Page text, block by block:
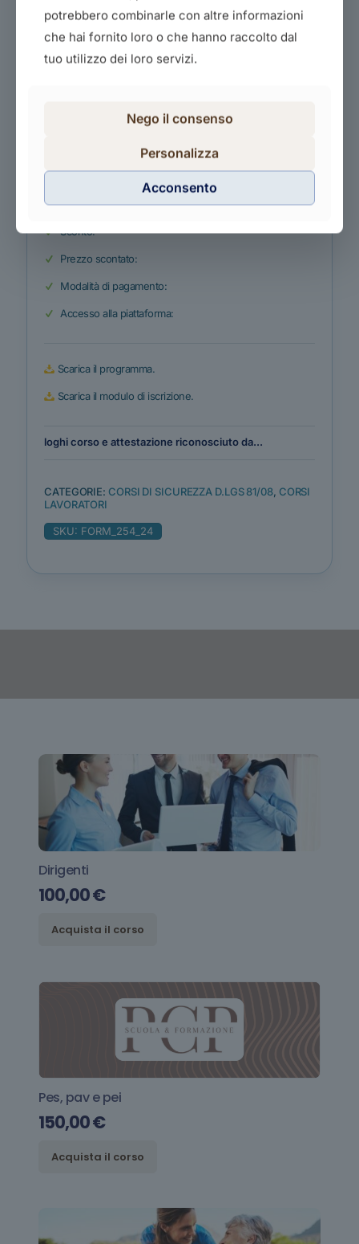
principale è fornire agli[…]
Rinnovo:
Ore in aula:
Prezzo di listino:
Sconto:
Prezzo scontato:
Modalità di pagamento:
Accesso alla piattaforma:
Scarica il programma.
Scarica il modulo di iscrizione.
loghi corso e attestazione riconosciuto da...
CATEGORIE: CORSI DI SICUREZZA D.LGS 81/08, CORSI
LAVORATORI
SKU: FORM_254_24
Dirigenti
100,00€
Acquista il corso
Pes, pav e pei
150,00€
Acquista il corso
potrebbero combinarle con altre informazioni
che hai fornito loro o che hanno raccolto dal
tuo utilizzo dei loro servizi.
Nego il consenso
Personalizza
Acconsento